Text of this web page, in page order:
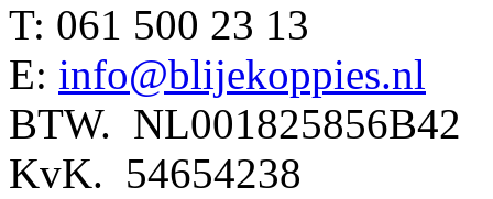
T: 061 500 23 13
E: info@blijekoppies.nl
BTW. NL001825856B42
KvK. 54654238